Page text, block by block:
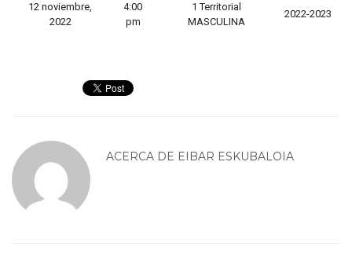
12 noviembre,
2022
4:00
pm
1 Territorial
MASCULINA
2022-2023
ACERCA DE EIBAR ESKUBALOIA